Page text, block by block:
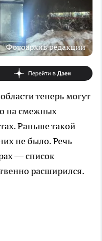
Фотоархив редакции
теперь могут
на смежных
Раньше такой
не было. Речь
— список
расширился.